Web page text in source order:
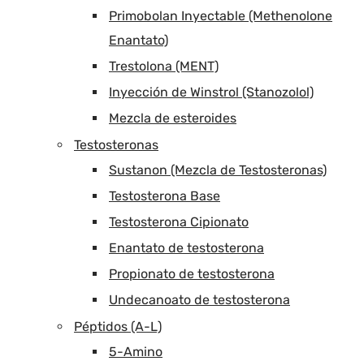
Primobolan Inyectable (Methenolone
Enantato)
Trestolona (MENT)
Inyección de Winstrol (Stanozolol)
Mezcla de esteroides
Testosteronas
Sustanon (Mezcla de Testosteronas)
Testosterona Base
Testosterona Cipionato
Enantato de testosterona
Propionato de testosterona
Undecanoato de testosterona
Péptidos (A-L)
5-Amino